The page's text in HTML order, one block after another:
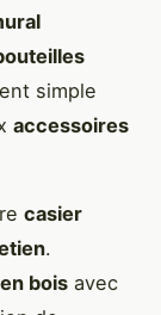
simple
accessoires
casier
.
bois avec